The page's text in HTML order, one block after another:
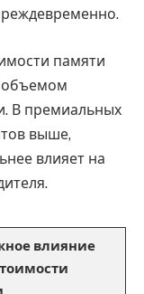
памяти
объемом
В премиальных
выше,
влияет на
влияние